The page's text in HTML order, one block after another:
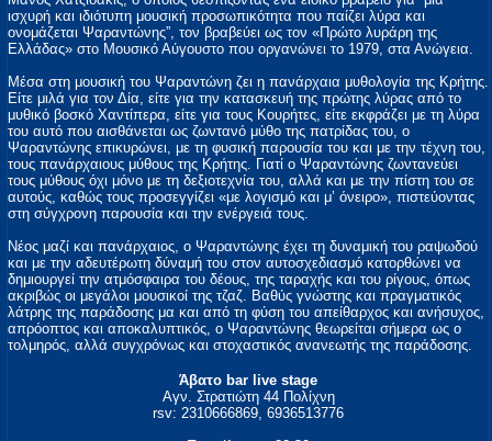
ισχυρή και ιδιότυπη μουσική προσωπικότητα που παίζει λύρα και
ονομάζεται Ψαραντώνης”, τον βραβεύει ως τον «Πρώτο λυράρη της
Ελλάδας» στο Μουσικό Αύγουστο που οργανώνει το 1979, στα Ανώγεια.
Μέσα στη μουσική του Ψαραντώνη ζει η πανάρχαια μυθολογία της Κρήτης.
Είτε μιλά για τον Δία, είτε για την κατασκευή της πρώτης λύρας από το
μυθικό βοσκό Χαντίπερα, είτε για τους Κουρήτες, είτε εκφράζει με τη λύρα
του αυτό που αισθάνεται ως ζωντανό μύθο της πατρίδας του, ο
Ψαραντώνης επικυρώνει, με τη φυσική παρουσία του και με την τέχνη του,
τους πανάρχαιους μύθους της Κρήτης. Γιατί ο Ψαραντώνης ζωντανεύει
τους μύθους όχι μόνο με τη δεξιοτεχνία του, αλλά και με την πίστη του σε
αυτούς, καθώς τους προσεγγίζει «με λογισμό και μ’ όνειρο», πιστεύοντας
στη σύγχρονη παρουσία και την ενέργειά τους.
Νέος μαζί και πανάρχαιος, ο Ψαραντώνης έχει τη δυναμική του ραψωδού
και με την αδευτέρωτη δύναμή του στον αυτοσχεδιασμό κατορθώνει να
δημιουργεί την ατμόσφαιρα του δέους, της ταραχής και του ρίγους, όπως
ακριβώς οι μεγάλοι μουσικοί της τζαζ. Bαθύς γνώστης και πραγματικός
λάτρης της παράδοσης μα και από τη φύση του απείθαρχος και ανήσυχος,
απρόοπτος και αποκαλυπτικός, ο Ψαραντώνης θεωρείται σήμερα ως ο
τολμηρός, αλλά συγχρόνως και στοχαστικός ανανεωτής της παράδοσης.
Άβατο bar live stage
Αγν. Στρατιώτη 44 Πολίχνη
rsv: 2310666869, 6936513776